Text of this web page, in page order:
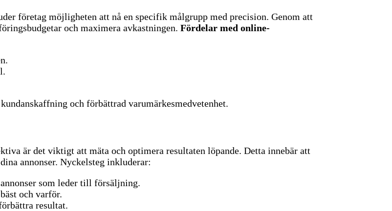
företag möjligheten att nå en specifik målgrupp med precision. Genom att
och maximera avkastningen. Fördelar med online-
och förbättrad varumärkesmedvetenhet.
är det viktigt att mäta och optimera resultaten löpande. Detta innebär att
annonser. Nyckelsteg inkluderar:
som leder till försäljning.
och varför.
resultat.